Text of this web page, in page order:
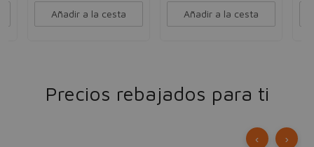
Añadir a la cesta Añadir a la cesta
Precios rebajados para ti
‹ ›